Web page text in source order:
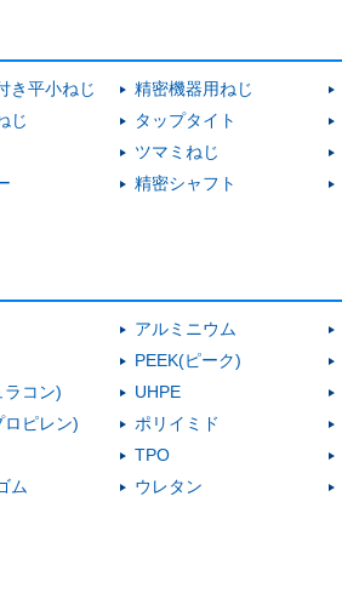
き平小ねじ 精密機器用ねじ
じ タップタイト
ツマミねじ
精密シャフト
アルミニウム
PEEK(ピーク)
ラコン) UHPE
ロピレン) ポリイミド
TPO
ム ウレタン